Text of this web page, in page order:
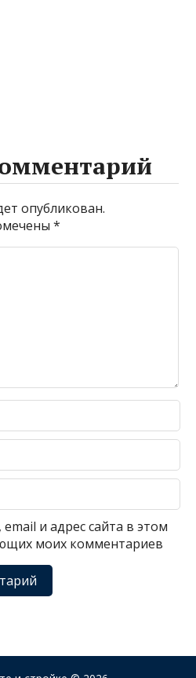
опубликован.
*
и адрес сайта в этом
моих комментариев